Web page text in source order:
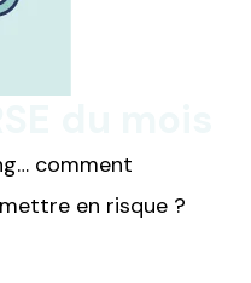
comment
en risque ?